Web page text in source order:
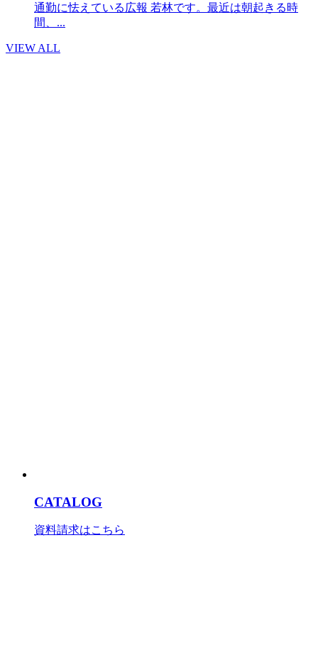
通勤に怯えている広報 若林です。最近は朝起きる時
間、...
VIEW ALL
CATALOG
資料請求はこちら